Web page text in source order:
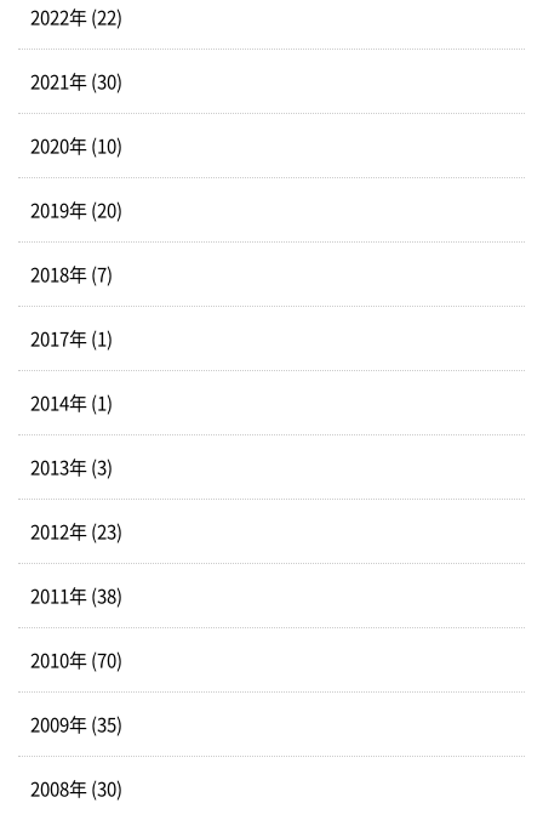
2022年 (22)
2021年 (30)
2020年 (10)
2019年 (20)
2018年 (7)
2017年 (1)
2014年 (1)
2013年 (3)
2012年 (23)
2011年 (38)
2010年 (70)
2009年 (35)
2008年 (30)